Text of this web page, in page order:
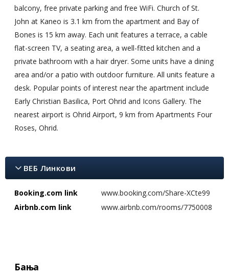
balcony, free private parking and free WiFi. Church of St.
John at Kaneo is 3.1 km from the apartment and Bay of
Bones is 15 km away. Each unit features a terrace, a cable
flat-screen TV, a seating area, a well-fitted kitchen and a
private bathroom with a hair dryer. Some units have a dining
area and/or a patio with outdoor furniture. All units feature a
desk. Popular points of interest near the apartment include
Early Christian Basilica, Port Ohrid and Icons Gallery. The
nearest airport is Ohrid Airport, 9 km from Apartments Four
Roses, Ohrid.
ВЕБ Линкови
Booking.com link
www.booking.com/Share-XCte99
Airbnb.com link
www.airbnb.com/rooms/7750008
Бања